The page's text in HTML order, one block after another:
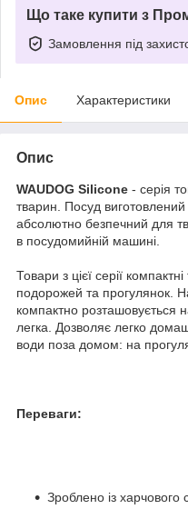
Що таке купити з
Замовлення під
Опис Характеристики
Опис
WAUDOG Silicone - серія
тварин. Посуд виготовлений
абсолютно безпечний для
в посудомийній машині.
Товари з цієї серії
подорожей та прогулянок.
компактно
легка. Дозволяє легко
води поза домом: на
Переваги:
Зроблено із харчового